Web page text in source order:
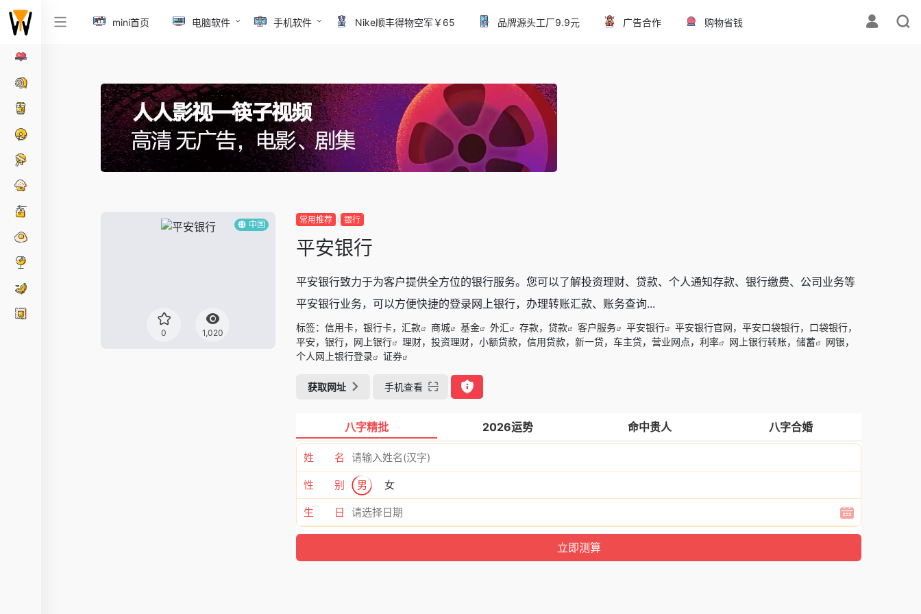
mini首页 电脑软件 手机软件 Nike顺丰得物空军￥65 品牌源头工厂9.9元 广告合作 购物省钱
中国
0 1,020
常用推荐 银行
平安银行
平安银行致力于为客户提供全方位的银行服务。您可以了解投资理财、贷款、个人通知存款、银行缴费、公司业务等
平安银行业务，可以方便快捷的登录网上银行，办理转账汇款、账务查询...
标签： 信用卡，银行卡，汇款 商城 基金 外汇 存款，贷款 客户服务 平安银行
平安银行官网，平安口袋银行，口袋银行，
平安，银行，网上银行
理财，投资理财，小额贷款，信用贷款，新一贷，车主贷，营业网点，利率 网上银行转账，储蓄
网银，
个人网上银行登录
证券
获取网址 手机查看
八字精批 2026运势 命中贵人 八字合婚
姓 名
性 别 男 女
生 日